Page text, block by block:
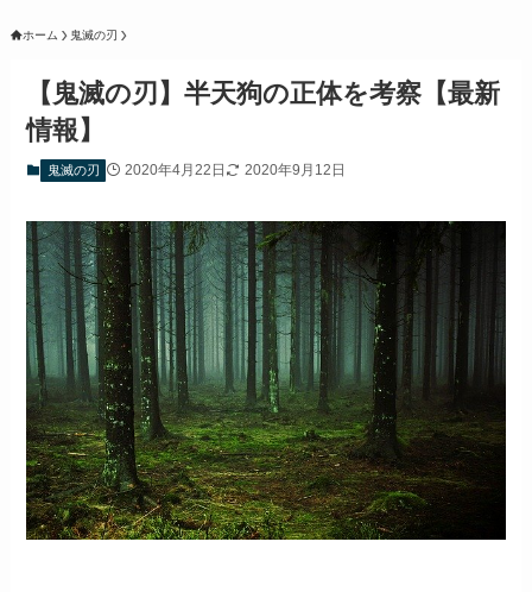
ホーム 鬼滅の刃
【鬼滅の刃】半天狗の正体を考察【最新
情報】
鬼滅の刃 2020年4月22日 2020年9月12日